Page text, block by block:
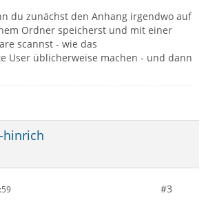
du zunächst den Anhang irgendwo auf
Ordner speicherst und mit einer
scannst - wie das
User üblicherweise machen - und dann
hinrich
#3